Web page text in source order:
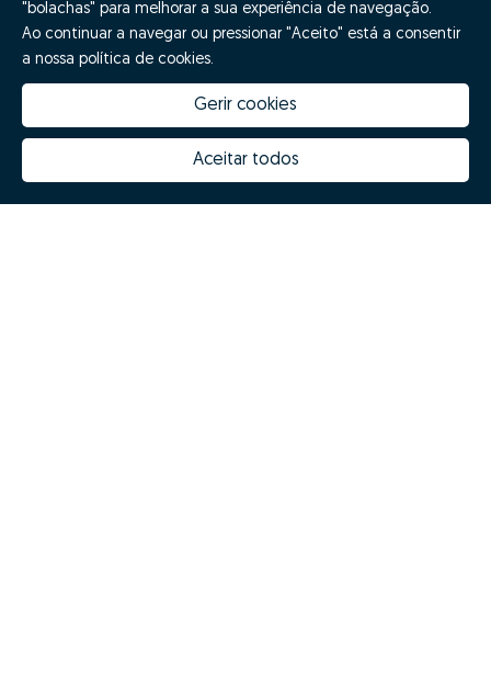
"bolachas" para melhorar a sua experiência de navegação.
Ao continuar a navegar ou pressionar "Aceito" está a consentir
a nossa política de cookies.
Gerir cookies
Aceitar todos